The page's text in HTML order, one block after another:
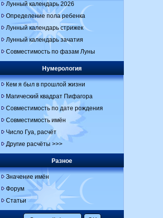
Лунный календарь 2026
Определение пола ребенка
Лунный календарь стрижек
Лунный календарь зачатия
Совместимость по фазам Луны
Нумерология
Кем я был в прошлой жизни
Магический квадрат Пифагора
Совместимость по дате рождения
Совместимость имён
Число Гуа, расчёт
Другие расчёты >>>
Разное
Значение имён
Форум
Статьи